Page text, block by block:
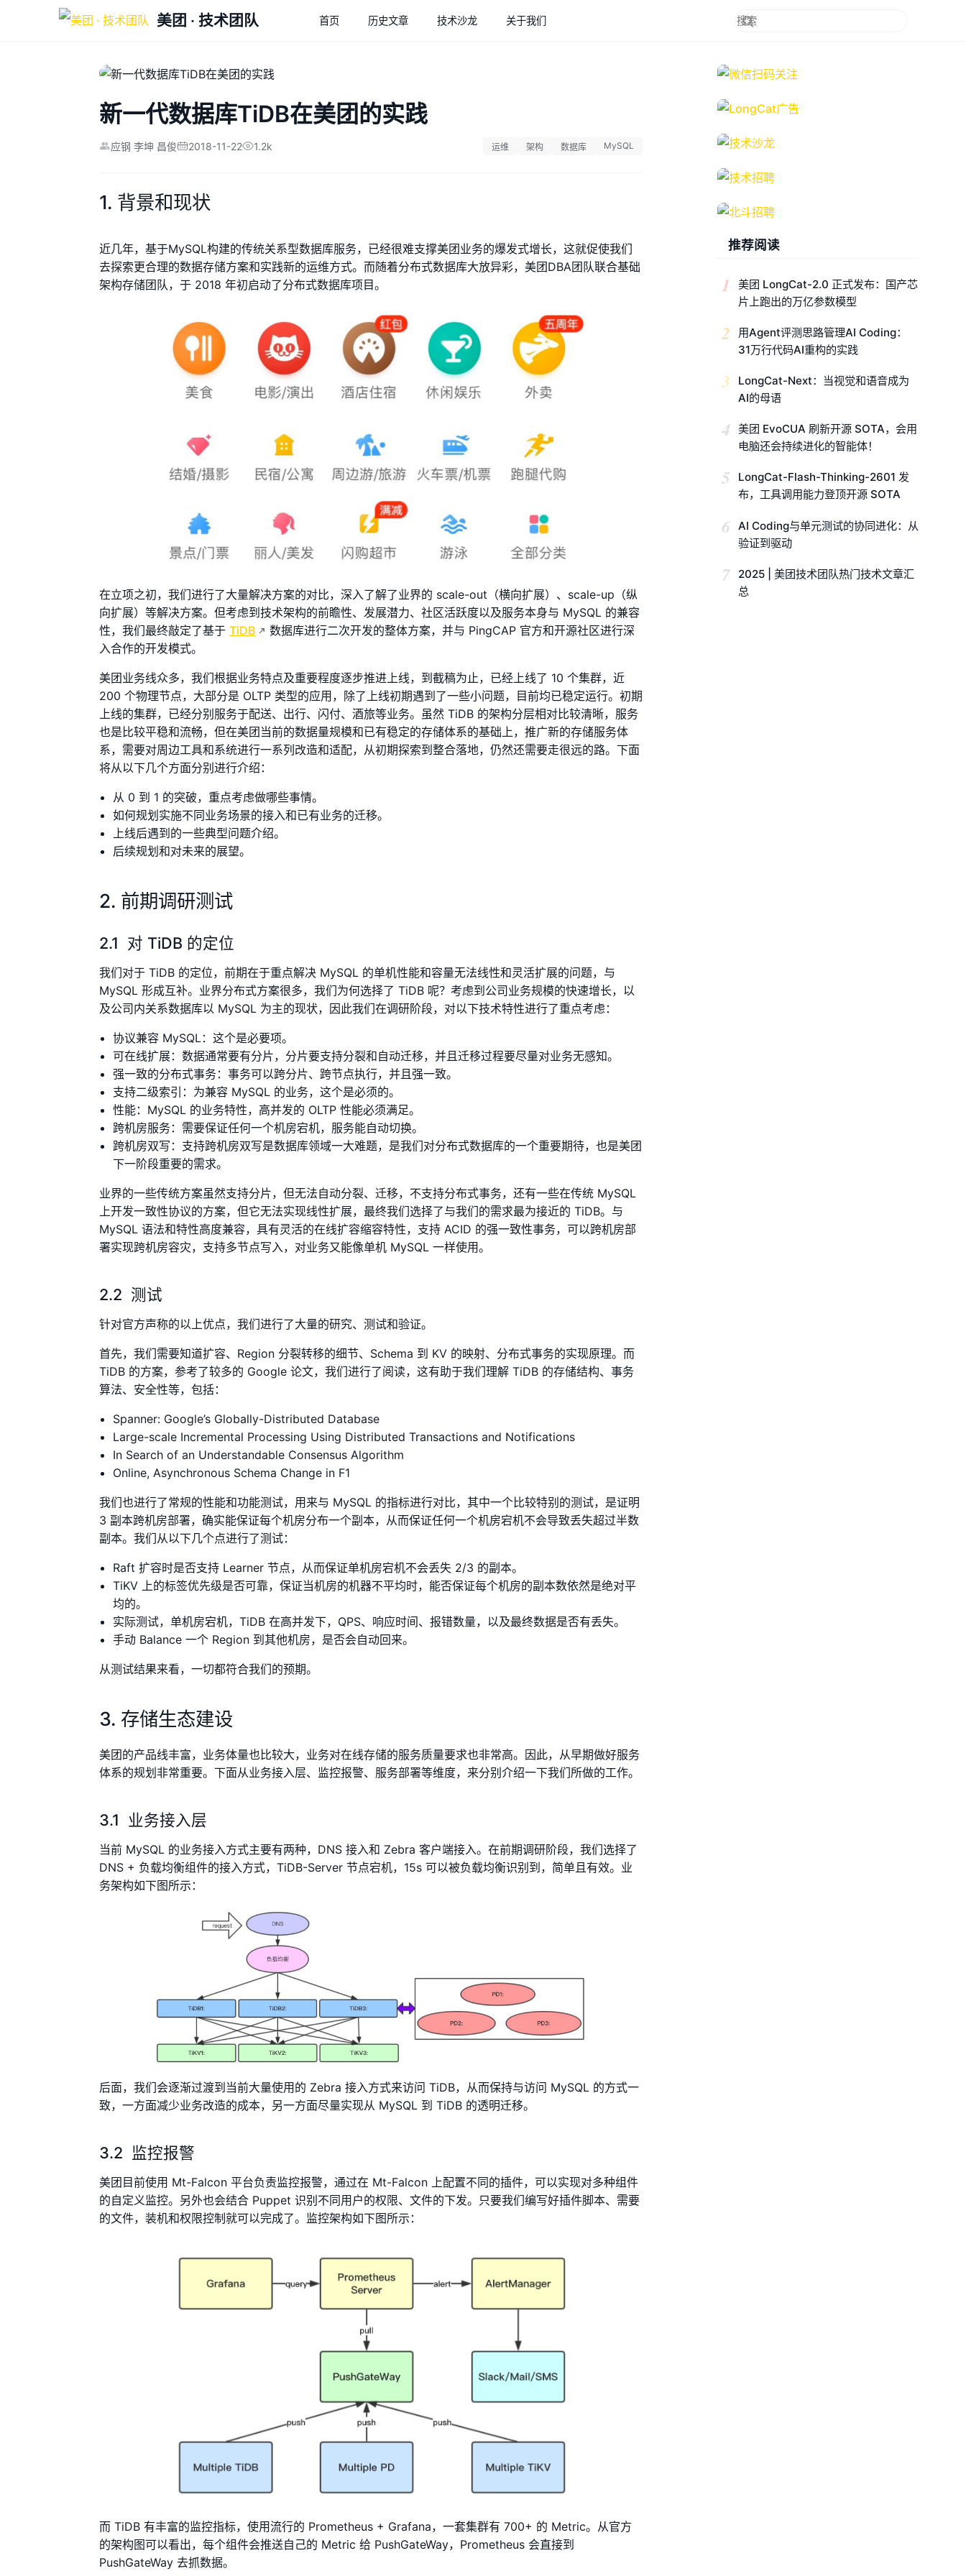
美团 · 技术团队 首页 历史文章 技术沙龙 关于我们
新一代数据库TiDB在美团的实践
应钢 李坤 昌俊 2018-11-22 1.2k 运维 架构 数据库 MySQL
1. 背景和现状
近几年，基于MySQL构建的传统关系型数据库服务，已经很难支撑美团业务的爆发式增长，这就促使我们
去探索更合理的数据存储方案和实践新的运维方式。而随着分布式数据库大放异彩，美团DBA团队联合基础
架构存储团队，于 2018 年初启动了分布式数据库项目。
在立项之初，我们进行了大量解决方案的对比，深入了解了业界的 scale-out（横向扩展）、scale-up（纵
向扩展）等解决方案。但考虑到技术架构的前瞻性、发展潜力、社区活跃度以及服务本身与 MySQL 的兼容
性，我们最终敲定了基于 TiDB
数据库进行二次开发的整体方案，并与 PingCAP 官方和开源社区进行深
入合作的开发模式。
美团业务线众多，我们根据业务特点及重要程度逐步推进上线，到截稿为止，已经上线了 10 个集群，近
200 个物理节点，大部分是 OLTP 类型的应用，除了上线初期遇到了一些小问题，目前均已稳定运行。初期
上线的集群，已经分别服务于配送、出行、闪付、酒旅等业务。虽然 TiDB 的架构分层相对比较清晰，服务
也是比较平稳和流畅，但在美团当前的数据量规模和已有稳定的存储体系的基础上，推广新的存储服务体
系，需要对周边工具和系统进行一系列改造和适配，从初期探索到整合落地，仍然还需要走很远的路。下面
将从以下几个方面分别进行介绍：
从 0 到 1 的突破，重点考虑做哪些事情。
如何规划实施不同业务场景的接入和已有业务的迁移。
上线后遇到的一些典型问题介绍。
后续规划和对未来的展望。
2. 前期调研测试
2.1 对 TiDB 的定位
我们对于 TiDB 的定位，前期在于重点解决 MySQL 的单机性能和容量无法线性和灵活扩展的问题，与
MySQL 形成互补。业界分布式方案很多，我们为何选择了 TiDB 呢？考虑到公司业务规模的快速增长，以
及公司内关系数据库以 MySQL 为主的现状，因此我们在调研阶段，对以下技术特性进行了重点考虑：
协议兼容 MySQL：这个是必要项。
可在线扩展：数据通常要有分片，分片要支持分裂和自动迁移，并且迁移过程要尽量对业务无感知。
强一致的分布式事务：事务可以跨分片、跨节点执行，并且强一致。
支持二级索引：为兼容 MySQL 的业务，这个是必须的。
性能：MySQL 的业务特性，高并发的 OLTP 性能必须满足。
跨机房服务：需要保证任何一个机房宕机，服务能自动切换。
跨机房双写：支持跨机房双写是数据库领域一大难题，是我们对分布式数据库的一个重要期待，也是美团
下一阶段重要的需求。
业界的一些传统方案虽然支持分片，但无法自动分裂、迁移，不支持分布式事务，还有一些在传统 MySQL
上开发一致性协议的方案，但它无法实现线性扩展，最终我们选择了与我们的需求最为接近的 TiDB。与
MySQL 语法和特性高度兼容，具有灵活的在线扩容缩容特性，支持 ACID 的强一致性事务，可以跨机房部
署实现跨机房容灾，支持多节点写入，对业务又能像单机 MySQL 一样使用。
2.2 测试
针对官方声称的以上优点，我们进行了大量的研究、测试和验证。
首先，我们需要知道扩容、Region 分裂转移的细节、Schema 到 KV 的映射、分布式事务的实现原理。而
TiDB 的方案，参考了较多的 Google 论文，我们进行了阅读，这有助于我们理解 TiDB 的存储结构、事务
算法、安全性等，包括：
Spanner: Google’s Globally-Distributed Database
Large-scale Incremental Processing Using Distributed Transactions and Notifications
In Search of an Understandable Consensus Algorithm
Online, Asynchronous Schema Change in F1
我们也进行了常规的性能和功能测试，用来与 MySQL 的指标进行对比，其中一个比较特别的测试，是证明
3 副本跨机房部署，确实能保证每个机房分布一个副本，从而保证任何一个机房宕机不会导致丢失超过半数
副本。我们从以下几个点进行了测试：
Raft 扩容时是否支持 Learner 节点，从而保证单机房宕机不会丢失 2/3 的副本。
TiKV 上的标签优先级是否可靠，保证当机房的机器不平均时，能否保证每个机房的副本数依然是绝对平
均的。
实际测试，单机房宕机，TiDB 在高并发下，QPS、响应时间、报错数量，以及最终数据是否有丢失。
手动 Balance 一个 Region 到其他机房，是否会自动回来。
从测试结果来看，一切都符合我们的预期。
3. 存储生态建设
美团的产品线丰富，业务体量也比较大，业务对在线存储的服务质量要求也非常高。因此，从早期做好服务
体系的规划非常重要。下面从业务接入层、监控报警、服务部署等维度，来分别介绍一下我们所做的工作。
3.1 业务接入层
当前 MySQL 的业务接入方式主要有两种，DNS 接入和 Zebra 客户端接入。在前期调研阶段，我们选择了
DNS + 负载均衡组件的接入方式，TiDB-Server 节点宕机，15s 可以被负载均衡识别到，简单且有效。业
务架构如下图所示：
后面，我们会逐渐过渡到当前大量使用的 Zebra 接入方式来访问 TiDB，从而保持与访问 MySQL 的方式一
致，一方面减少业务改造的成本，另一方面尽量实现从 MySQL 到 TiDB 的透明迁移。
3.2 监控报警
美团目前使用 Mt-Falcon 平台负责监控报警，通过在 Mt-Falcon 上配置不同的插件，可以实现对多种组件
的自定义监控。另外也会结合 Puppet 识别不同用户的权限、文件的下发。只要我们编写好插件脚本、需要
的文件，装机和权限控制就可以完成了。监控架构如下图所示：
而 TiDB 有丰富的监控指标，使用流行的 Prometheus + Grafana，一套集群有 700+ 的 Metric。从官方
的架构图可以看出，每个组件会推送自己的 Metric 给 PushGateWay，Prometheus 会直接到
PushGateWay 去抓数据。
推荐阅读
1
美团 LongCat-2.0 正式发布：国产芯
片上跑出的万亿参数模型
2
用Agent评测思路管理AI Coding：
31万行代码AI重构的实践
3
LongCat-Next：当视觉和语音成为
AI的母语
4 美团 EvoCUA 刷新开源 SOTA，会用
电脑还会持续进化的智能体！
5
LongCat-Flash-Thinking-2601 发
布，工具调用能力登顶开源 SOTA
6
AI Coding与单元测试的协同进化：从
验证到驱动
7
2025 | 美团技术团队热门技术文章汇
总